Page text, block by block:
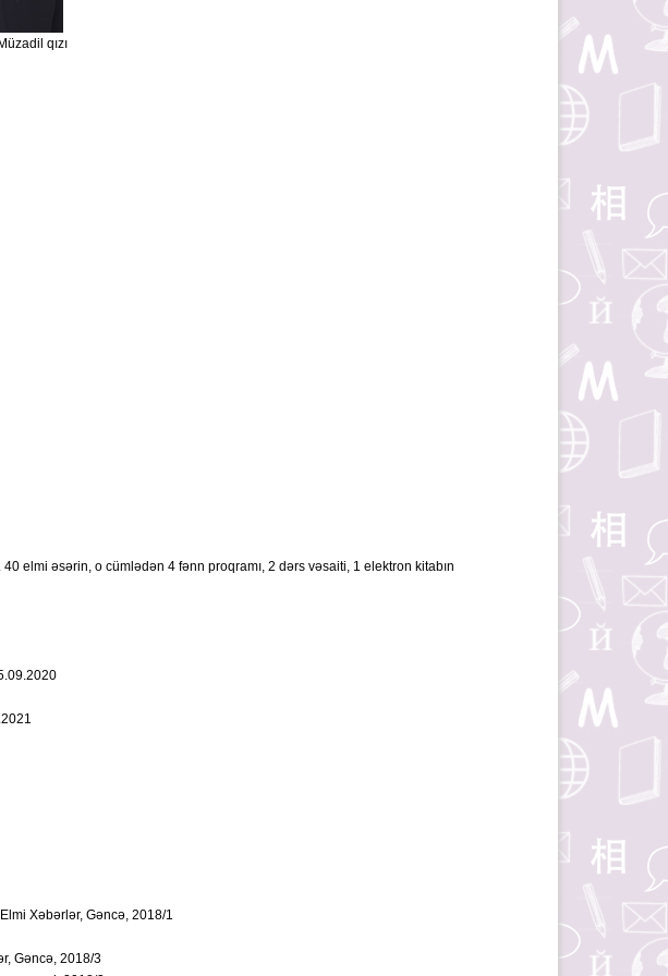
qızı
elmi əsərin, o cümlədən 4 fənn proqramı, 2 dərs vəsaiti, 1 elektron kitabın
Xəbərlər, Gəncə, 2018/1
Gəncə, 2018/3